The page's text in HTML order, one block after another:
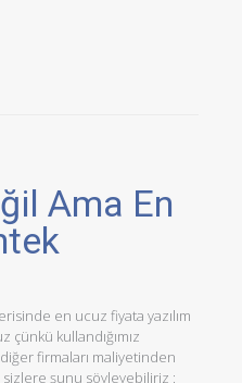
Ama En
en ucuz fiyata yazılım
kullandığımız
firmaları maliyetinden
sizlere şunu söyleyebiliriz :